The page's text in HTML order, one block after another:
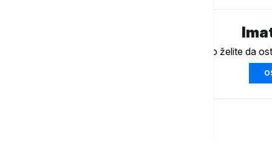
Ukoliko želite da